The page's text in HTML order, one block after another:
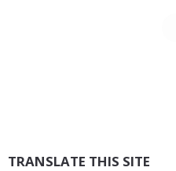
TRANSLATE THIS SITE